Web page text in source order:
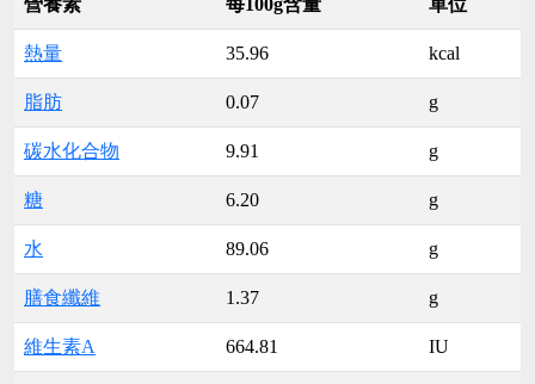
營養素 每100g含量 單位
熱量 35.96 kcal
脂肪 0.07 g
碳水化合物 9.91 g
糖 6.20 g
水 89.06 g
膳食纖維 1.37 g
維生素A 664.81 IU